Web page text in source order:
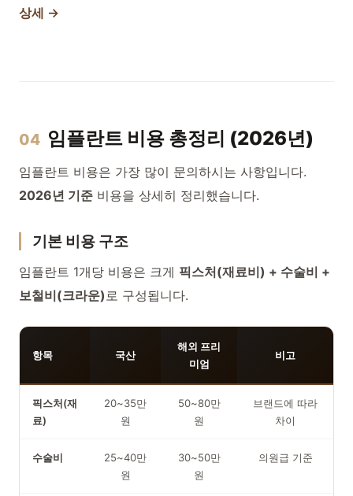
상세 →
04 임플란트 비용 총정리 (2026년)
임플란트 비용은 가장 많이 문의하시는 사항입니다.
2026년 기준 비용을 상세히 정리했습니다.
기본 비용 구조
임플란트 1개당 비용은 크게 픽스처(재료비) + 수술비 +
보철비(크라운)로 구성됩니다.
항목 국산
해외 프리
미엄
비고
픽스처(재
료)
20~35만
원
50~80만
원
브랜드에 따라
차이
수술비
25~40만
원
30~50만
원
의원급 기준